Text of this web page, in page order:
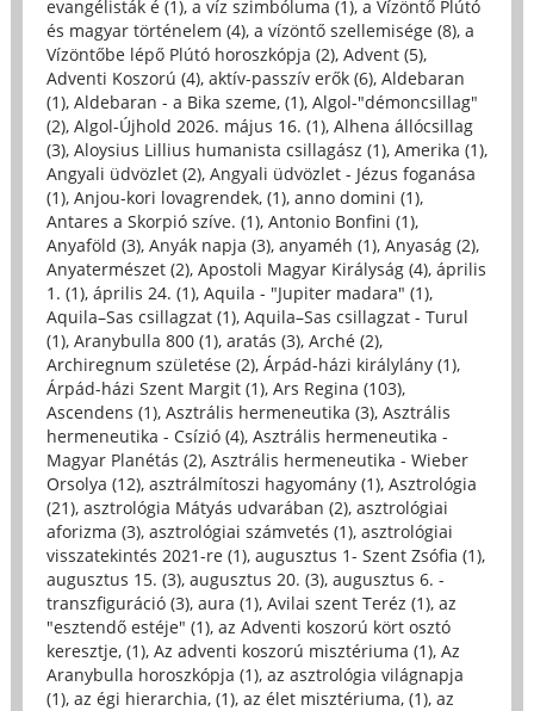
evangélisták é (1), a víz szimbóluma (1), a Vízöntő Plútó
és magyar történelem (4), a vízöntő szellemisége (8), a
Vízöntőbe lépő Plútó horoszkópja (2), Advent (5),
Adventi Koszorú (4), aktív-passzív erők (6), Aldebaran
(1), Aldebaran - a Bika szeme, (1), Algol-"démoncsillag"
(2), Algol-Újhold 2026. május 16. (1), Alhena állócsillag
(3), Aloysius Lillius humanista csillagász (1), Amerika (1),
Angyali üdvözlet (2), Angyali üdvözlet - Jézus foganása
(1), Anjou-kori lovagrendek, (1), anno domini (1),
Antares a Skorpió szíve. (1), Antonio Bonfini (1),
Anyaföld (3), Anyák napja (3), anyaméh (1), Anyaság (2),
Anyatermészet (2), Apostoli Magyar Királyság (4), április
1. (1), április 24. (1), Aquila - "Jupiter madara" (1),
Aquila–Sas csillagzat (1), Aquila–Sas csillagzat - Turul
(1), Aranybulla 800 (1), aratás (3), Arché (2),
Archiregnum születése (2), Árpád-házi királylány (1),
Árpád-házi Szent Margit (1), Ars Regina (103),
Ascendens (1), Asztrális hermeneutika (3), Asztrális
hermeneutika - Csízió (4), Asztrális hermeneutika -
Magyar Planétás (2), Asztrális hermeneutika - Wieber
Orsolya (12), asztrálmítoszi hagyomány (1), Asztrológia
(21), asztrológia Mátyás udvarában (2), asztrológiai
aforizma (3), asztrológiai számvetés (1), asztrológiai
visszatekintés 2021-re (1), augusztus 1- Szent Zsófia (1),
augusztus 15. (3), augusztus 20. (3), augusztus 6. -
transzfiguráció (3), aura (1), Avilai szent Teréz (1), az
"esztendő estéje" (1), az Adventi koszorú kört osztó
keresztje, (1), Az adventi koszorú misztériuma (1), Az
Aranybulla horoszkópja (1), az asztrológia világnapja
(1), az égi hierarchia, (1), az élet misztériuma, (1), az